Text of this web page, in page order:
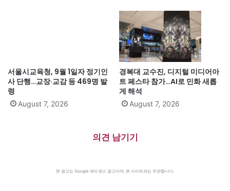
서울시교육청, 9월 1일자 정기인
사 단행…교장·교감 등 469명 발
령
August 7, 2026
경복대 교수진, 디지털 미디어아
트 페스타 참가…AI로 민화 새롭
게 해석
August 7, 2026
의견 남기기
본 광고는 Google 애드센스 광고이며, 본 사이트와는 무관합니다.